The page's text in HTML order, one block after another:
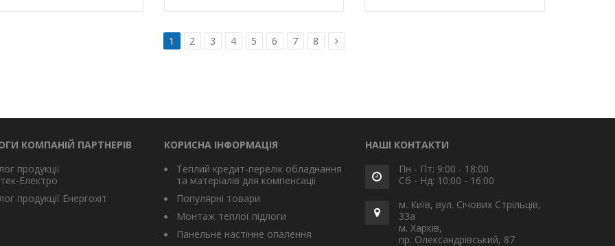
1 2 3 4 5 6 7 8
КОМПАНІЙ ПАРТНЕРІВ
продукції
Електро
продукції Енергохіт
КОРИСНА ІНФОРМАЦІЯ
Теплий кредит-перелік обладнання
та матеріалів для компенсації
Популярні товари
Монтаж теплої підлоги
Панельне настінне опалення
НАШІ КОНТАКТИ
Пн - Пт: 9:00 - 18:00
Сб - Нд: 10:00 - 16:00
м. Київ, вул. Січових Стрільців,
33а
м. Харків,
пр. Олександрівський, 87